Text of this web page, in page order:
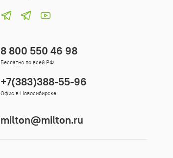
8 800 550 46 98
Беслатно по всей РФ
+7(383)388-55-96
Офис в Новосибирске
milton@milton.ru